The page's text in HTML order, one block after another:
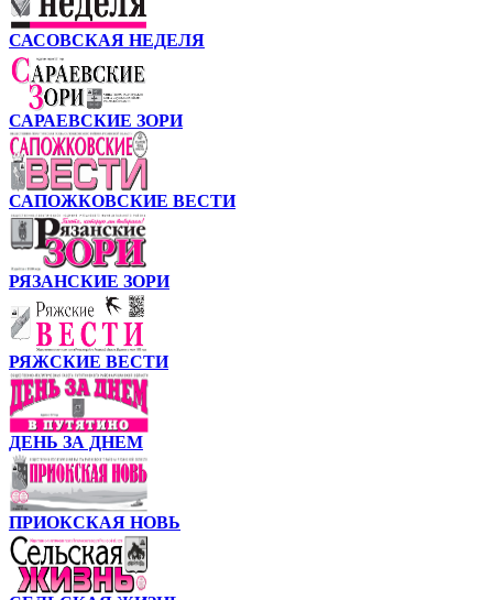
САСОВСКАЯ НЕДЕЛЯ
САРАЕВСКИЕ ЗОРИ
САПОЖКОВСКИЕ ВЕСТИ
РЯЗАНСКИЕ ЗОРИ
РЯЖСКИЕ ВЕСТИ
ДЕНЬ ЗА ДНЕМ
ПРИОКСКАЯ НОВЬ